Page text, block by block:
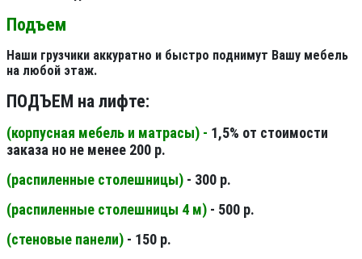
Подъем
Наши грузчики аккуратно и быстро поднимут Вашу мебель
на любой этаж.
ПОДЪЕМ на лифте:
(корпусная мебель и матрасы) - 1,5% от стоимости
заказа но не менее 200 р.
(распиленные столешницы) - 300 р.
(распиленные столешницы 4 м) - 500 р.
(стеновые панели) - 150 р.